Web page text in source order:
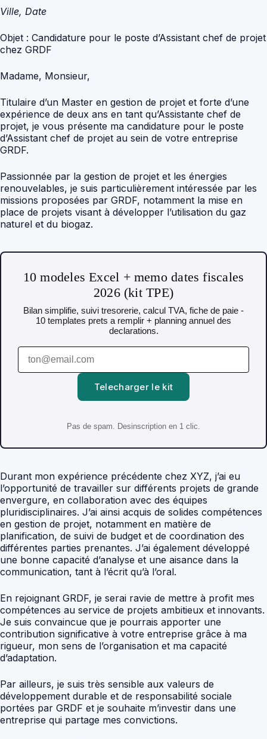
Ville, Date
Objet : Candidature pour le poste d’Assistant chef de projet
chez GRDF
Madame, Monsieur,
Titulaire d’un Master en gestion de projet et forte d’une
expérience de deux ans en tant qu’Assistante chef de
projet, je vous présente ma candidature pour le poste
d’Assistant chef de projet au sein de votre entreprise
GRDF.
Passionnée par la gestion de projet et les énergies
renouvelables, je suis particulièrement intéressée par les
missions proposées par GRDF, notamment la mise en
place de projets visant à développer l’utilisation du gaz
naturel et du biogaz.
10 modeles Excel + memo dates fiscales
2026 (kit TPE)
Bilan simplifie, suivi tresorerie, calcul TVA, fiche de paie -
10 templates prets a remplir + planning annuel des
declarations.
Telecharger le kit
Pas de spam. Desinscription en 1 clic.
Durant mon expérience précédente chez XYZ, j’ai eu
l’opportunité de travailler sur différents projets de grande
envergure, en collaboration avec des équipes
pluridisciplinaires. J’ai ainsi acquis de solides compétences
en gestion de projet, notamment en matière de
planification, de suivi de budget et de coordination des
différentes parties prenantes. J’ai également développé
une bonne capacité d’analyse et une aisance dans la
communication, tant à l’écrit qu’à l’oral.
En rejoignant GRDF, je serai ravie de mettre à profit mes
compétences au service de projets ambitieux et innovants.
Je suis convaincue que je pourrais apporter une
contribution significative à votre entreprise grâce à ma
rigueur, mon sens de l’organisation et ma capacité
d’adaptation.
Par ailleurs, je suis très sensible aux valeurs de
développement durable et de responsabilité sociale
portées par GRDF et je souhaite m’investir dans une
entreprise qui partage mes convictions.